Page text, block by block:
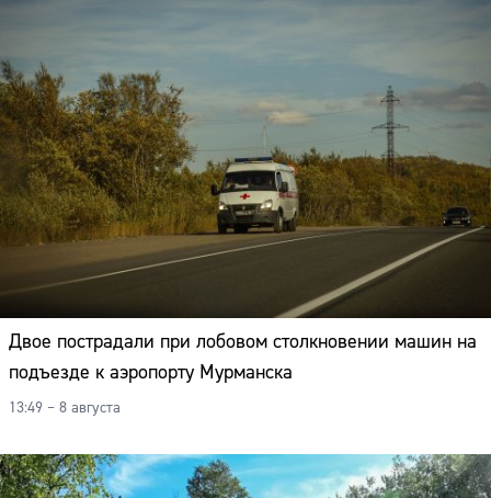
Двое пострадали при лобовом столкновении машин на
подъезде к аэропорту Мурманска
13:49 – 8 августа